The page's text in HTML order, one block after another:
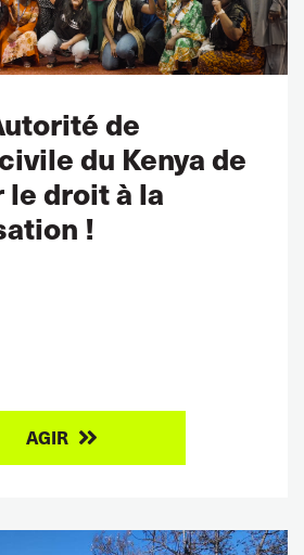
de
du Kenya de
droit à la
!
AGIR